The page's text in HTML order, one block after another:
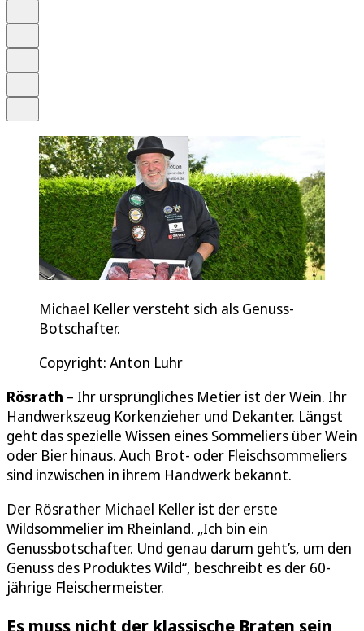
Michael Keller versteht sich als Genuss-
Botschafter.
Copyright: Anton Luhr
Rösrath – Ihr ursprüngliches Metier ist der Wein. Ihr
Handwerkszeug Korkenzieher und Dekanter. Längst
geht das spezielle Wissen eines Sommeliers über Wein
oder Bier hinaus. Auch Brot- oder Fleischsommeliers
sind inzwischen in ihrem Handwerk bekannt.
Der Rösrather Michael Keller ist der erste
Wildsommelier im Rheinland. „Ich bin ein
Genussbotschafter. Und genau darum geht’s, um den
Genuss des Produktes Wild“, beschreibt es der 60-
jährige Fleischermeister.
Es muss nicht der klassische Braten sein